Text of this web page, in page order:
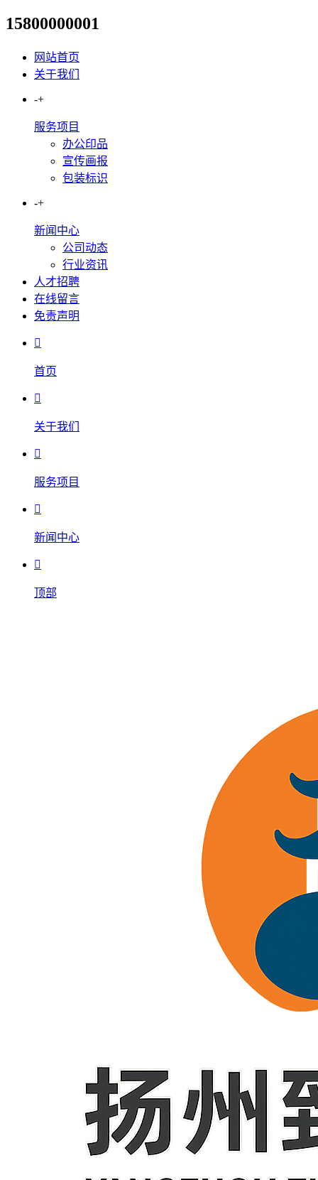
人才招聘
15800000001
网站首页
关于我们
-+
服务项目
办公印品
宣传画报
包装标识
-+
新闻中心
公司动态
行业资讯
人才招聘
在线留言
免责声明

首页

关于我们

服务项目

新闻中心

顶部